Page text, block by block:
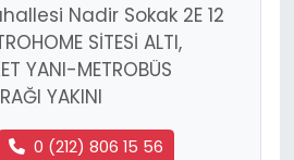
Nadir Sokak 2E 12
SİTESİ ALTI,
YANI-METROBÜS
YAKINI
0 (212) 806 15 56